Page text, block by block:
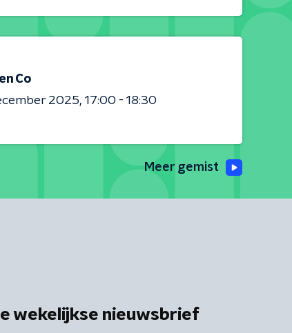
Co
2025 17:00 - 18:30
Meer gemist
wekelijkse nieuwsbrief